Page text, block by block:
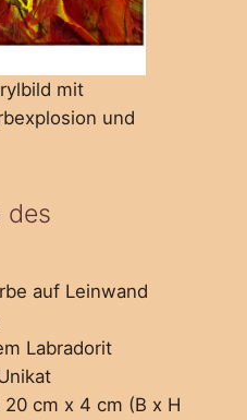
mit
und
des
auf Leinwand
Labradorit
cm x 4 cm (B x H